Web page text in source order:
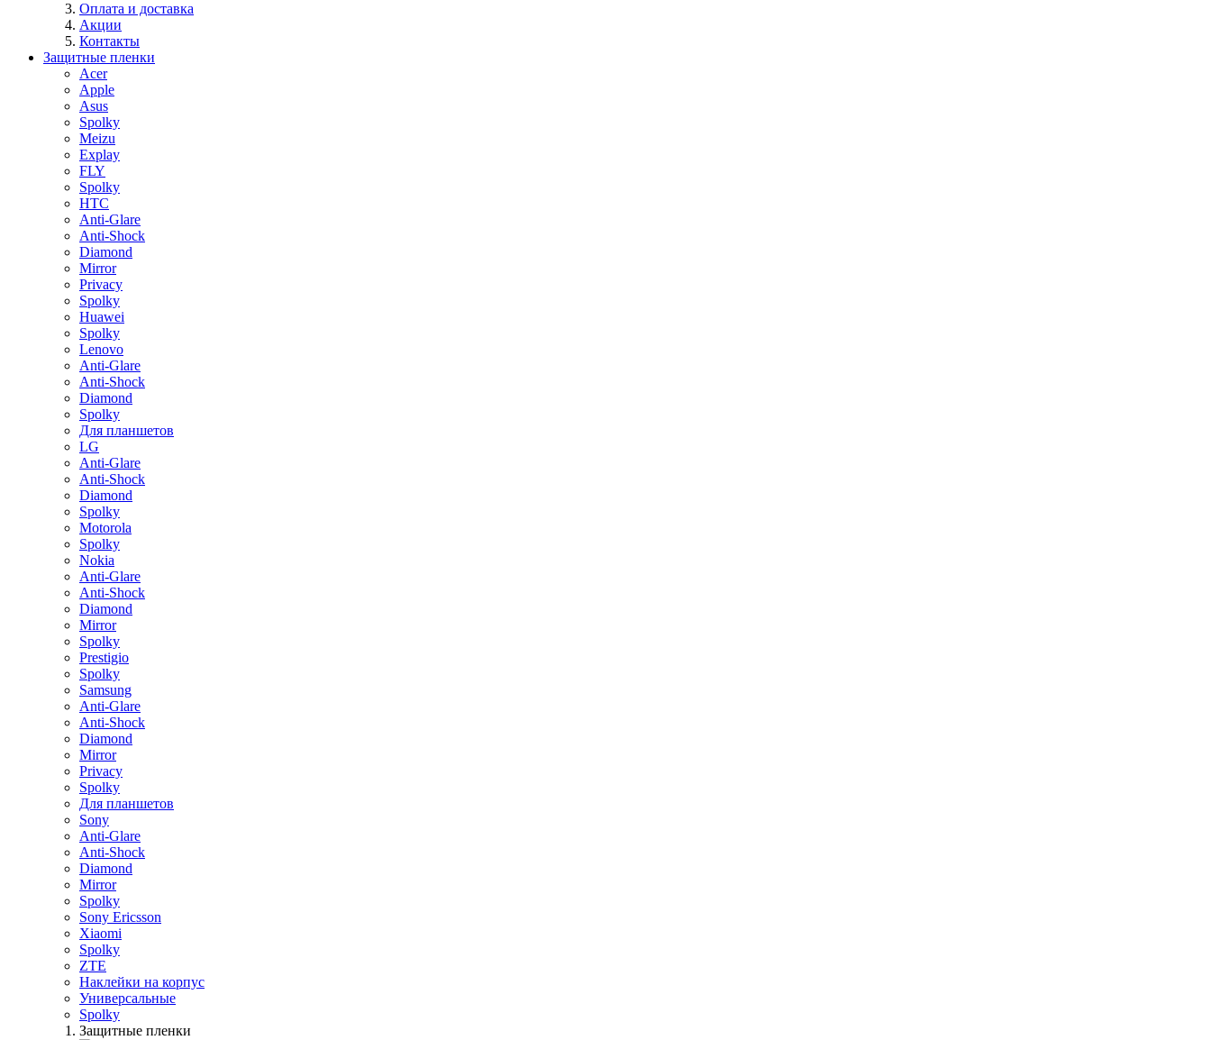
Оплата и доставка
Акции
Контакты
Защитные пленки
Acer
Apple
Asus
Spolky
Meizu
Explay
FLY
Spolky
HTC
Anti-Glare
Anti-Shock
Diamond
Mirror
Privacy
Spolky
Huawei
Spolky
Lenovo
Anti-Glare
Anti-Shock
Diamond
Spolky
Для планшетов
LG
Anti-Glare
Anti-Shock
Diamond
Spolky
Motorola
Spolky
Nokia
Anti-Glare
Anti-Shock
Diamond
Mirror
Spolky
Prestigio
Spolky
Samsung
Anti-Glare
Anti-Shock
Diamond
Mirror
Privacy
Spolky
Для планшетов
Sony
Anti-Glare
Anti-Shock
Diamond
Mirror
Spolky
Sony Ericsson
Xiaomi
Spolky
ZTE
Наклейки на корпус
Универсальные
Spolky
Защитные пленки